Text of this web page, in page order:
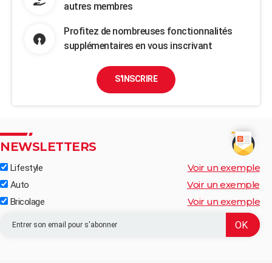
autres membres
Profitez de nombreuses fonctionnalités
supplémentaires en vous inscrivant
S'INSCRIRE
NEWSLETTERS
Lifestyle Voir un exemple
Auto Voir un exemple
Bricolage Voir un exemple